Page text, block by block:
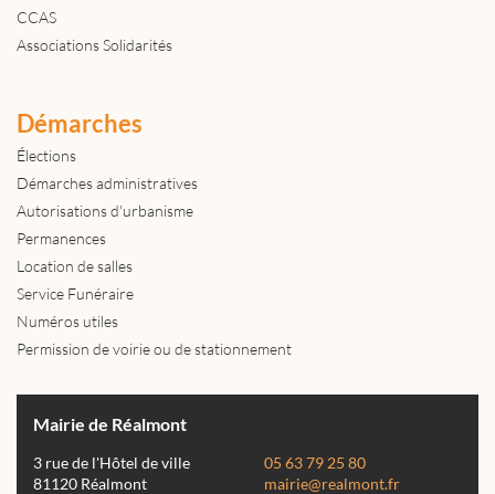
CCAS
Associations Solidarités
Démarches
Élections
Démarches administratives
Autorisations d'urbanisme
Permanences
Location de salles
Service Funéraire
Numéros utiles
Permission de voirie ou de stationnement
Mairie de Réalmont
3 rue de l'Hôtel de ville
81120 Réalmont
05 63 79 25 80
mairie@realmont.fr